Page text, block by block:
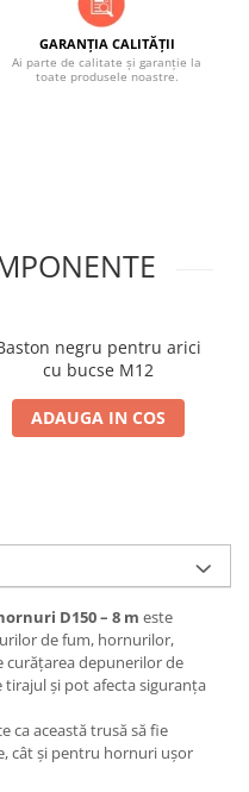
GARANȚIA CALITĂȚII
Ai parte de calitate și garanție la
toate produsele noastre.
negru pentru arici
cu bucse M12
ADAUGA IN COS
D150 – 8 m este
de fum, hornurilor,
curățarea depunerilor de
și pot afecta siguranța
ca această trusă să fie
cât și pentru hornuri ușor